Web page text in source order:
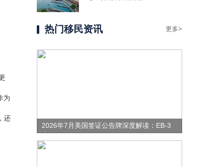
为
还
热门移民资讯 更多>
2026年7月美国签证公告牌深度解读：EB-3
表